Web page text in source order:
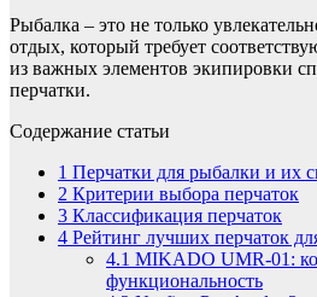
Рыбалка – это не только
отдых, который требует
из важных элементов экипировки
перчатки.
Содержание статьи
1 Перчатки для рыбалки и их
2 Критерии выбора перчаток
3 Классификация перчаток
4 Рейтинг лучших перчаток
4.1 MIKADO UMR-01:
функциональность